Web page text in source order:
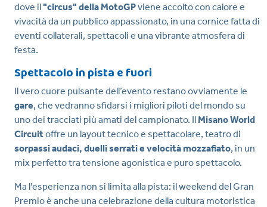
dove il"circus" della MotoGPviene accolto con calore e
vivacità da un pubblico appassionato, in una cornice fatta di
eventi collaterali, spettacoli e una vibrante atmosfera di
festa.
Spettacolo in pista e fuori
Il vero cuore pulsante dell’evento restano ovviamente le
gare, che vedranno sfidarsi i migliori piloti del mondo su
uno dei tracciati più amati del campionato. Il Misano World
Circuitoffre un layout tecnico e spettacolare, teatro di
sorpassi audaci, duelli serrati e velocità mozzafiato, in un
mix perfetto tra tensione agonistica e puro spettacolo.
Ma l'esperienza non si limita alla pista: il weekend del Gran
Premio è anche una celebrazione della cultura motoristica